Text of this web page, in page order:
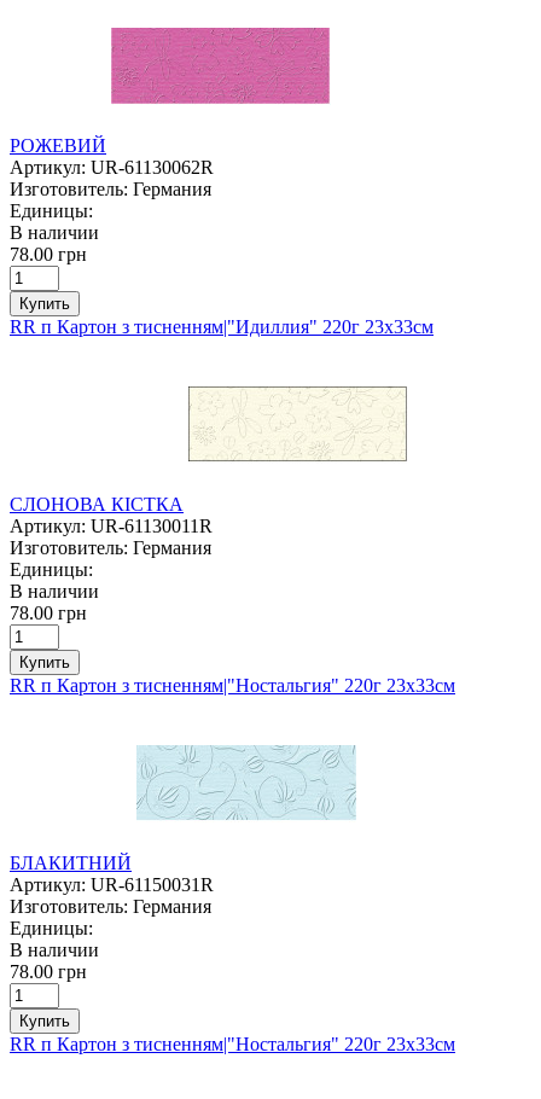
РОЖЕВИЙ
Артикул: UR-61130062R
Изготовитель: Германия
Единицы:
В наличии
78.00 грн
Купить
RR п Картон з тисненням|"Идиллия" 220г 23х33см
СЛОНОВА КІСТКА
Артикул: UR-61130011R
Изготовитель: Германия
Единицы:
В наличии
78.00 грн
Купить
RR п Картон з тисненням|"Ностальгия" 220г 23х33см
БЛАКИТНИЙ
Артикул: UR-61150031R
Изготовитель: Германия
Единицы:
В наличии
78.00 грн
Купить
RR п Картон з тисненням|"Ностальгия" 220г 23х33см